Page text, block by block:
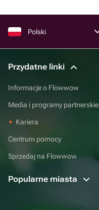
Polski
Przydatne linki
Informacje o Flowwow
Media i programy partnerskie
Kariera
Centrum pomocy
Sprzedaj na Flowwow
Popularne miasta